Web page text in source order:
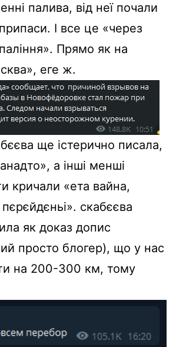
палива, від неї почали
І все це «через
Прямо як на
еге ж.
ще істерично писала,
а інші менші
кричали «ета вайна,
пєрєйдєньі». скабєєва
як доказ допис
просто блогер), що у нас
на 200-300 км, тому